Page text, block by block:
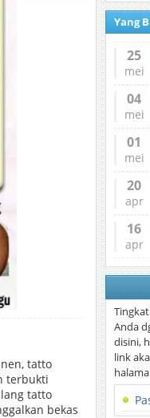
tatto
terbukti
tatto
bekas
Yang
25
mei
04
mei
01
mei
20
apr
16
apr
Anda
disini,
link